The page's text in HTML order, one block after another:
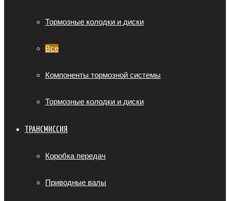
Тормозные колодки и диски
Все
Компоненты тормозной системы
Тормозные колодки и диски
ТРАНСМИССИЯ
Коробка передач
Приводные валы